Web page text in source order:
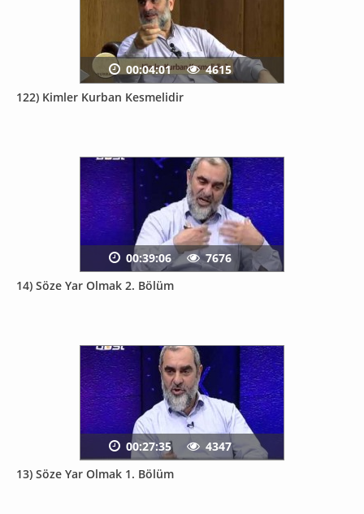
122) Kimler Kurban Kesmelidir
00:04:01 4615
14) Söze Yar Olmak 2. Bölüm
00:39:06 7676
13) Söze Yar Olmak 1. Bölüm
00:27:35 4347